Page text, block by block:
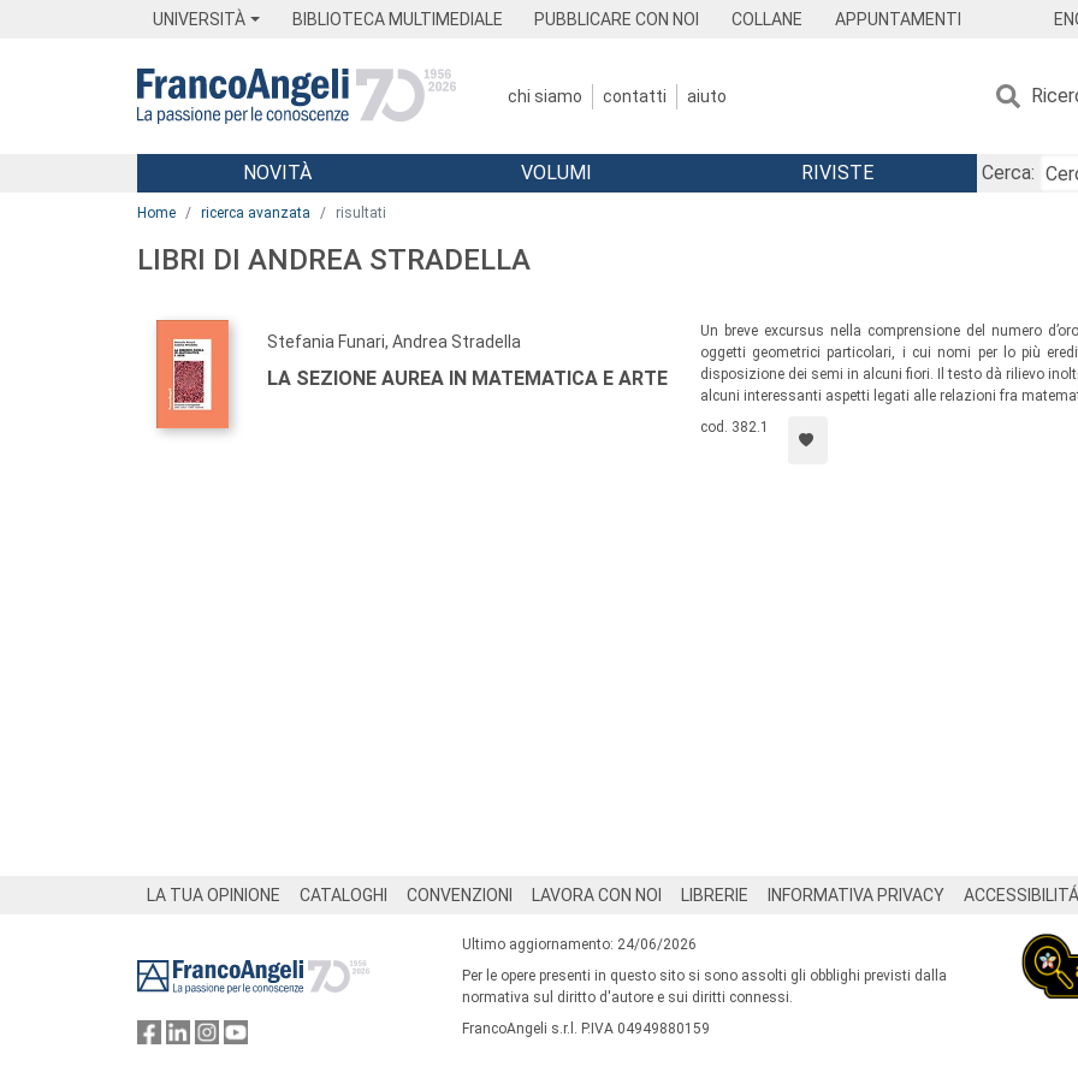
UNIVERSITÀ BIBLIOTECA MULTIMEDIALE PUBBLICARE CON NOI COLLANE APPUNTAMENTI
chi siamo contatti aiuto
Menu
NOVITÀ VOLUMI RIVISTE
Cerca:
Home ricerca avanzata risultati
LIBRI DI ANDREA STRADELLA
Stefania Funari, Andrea Stradella
LA SEZIONE AUREA IN MATEMATICA E ARTE
Un breve excursus nella comprensione del numero
oggetti geometrici particolari, i cui nomi per lo più
disposizione dei semi in alcuni fiori. Il testo dà rilievo
alcuni interessanti aspetti legati alle relazioni fra
cod. 382.1
LA TUA OPINIONE CATALOGHI CONVENZIONI LAVORA CON NOI LIBRERIE INFORMATIVA PRIVACY ACCESSIBILITÁ
Ultimo aggiornamento: 24/06/2026
Per le opere presenti in questo sito si sono assolti gli obblighi previsti dalla
normativa sul diritto d'autore e sui diritti connessi.
FrancoAngeli s.r.l. P.IVA 04949880159